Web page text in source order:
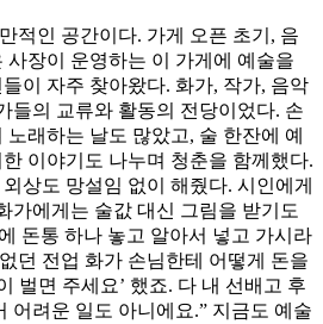
적인 공간이다. 가게 오픈 초기, 음
사장이 운영하는 이 가게에 예술을
이 자주 찾아왔다. 화가, 작가, 음악
들의 교류와 활동의 전당이었다. 손
래하는 날도 많았고, 술 한잔에 예
이야기도 나누며 청춘을 함께했다.
상도 망설임 없이 해줬다. 시인에게
가에게는 술값 대신 그림을 받기도
돈통 하나 놓고 알아서 넣고 가시라
던 전업 화가 손님한테 어떻게 돈을
벌면 주세요’ 했죠. 다 내 선배고 후
어려운 일도 아니에요.” 지금도 예술